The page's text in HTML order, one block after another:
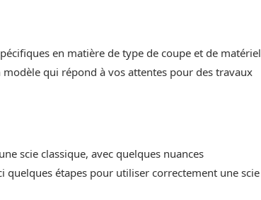
en matière de type de coupe et de matériel
qui répond à vos attentes pour des travaux
scie classique, avec quelques nuances
étapes pour utiliser correctement une scie